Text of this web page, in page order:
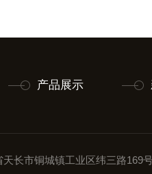
产品展示
天长市铜城镇工业区纬三路169